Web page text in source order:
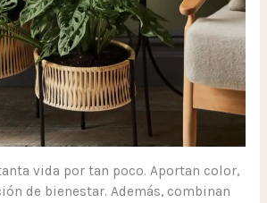
vida por tan poco. Aportan color,
de bienestar. Además, combinan